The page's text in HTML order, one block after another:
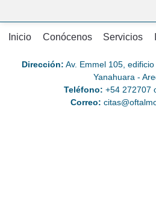
Inicio Conócenos Servicios
Dirección: Av. Emmel 105,
Yanahuara -
Teléfono: +54 272707
Correo: